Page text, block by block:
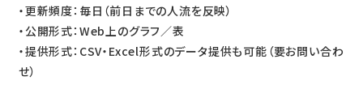
・更新頻度：毎日（前日までの人流を反映）
・公開形式：Web上のグラフ／表
・提供形式：CSV・Excel形式のデータ提供も可能（要お問い合わ
せ）